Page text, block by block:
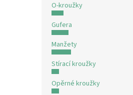
O-kroužky
Gufera
Manžety
Stírací kroužky
Opěrné kroužky